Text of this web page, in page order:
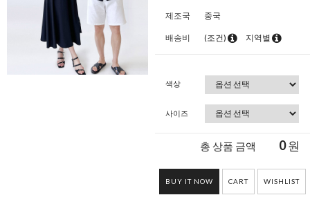
제조국 중국
배송비 (조건) 지역별
색상
사이즈
총 상품 금액 0원
BUY IT NOW CART WISHLIST